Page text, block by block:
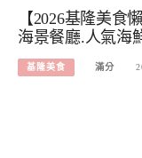
【2026基隆美食
海景餐廳.人氣海
基隆美食 滿分